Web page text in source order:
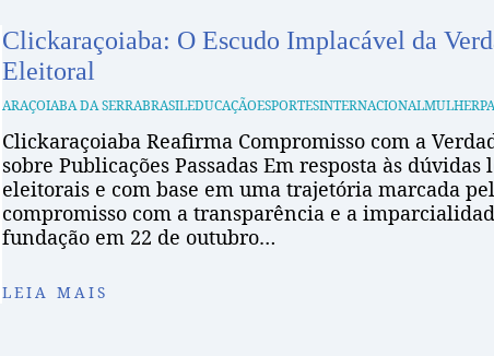
Clickaraçoiaba: O Escudo Implacável da
Eleitoral
ARAÇOIABA DA SERRABRASILEDUCAÇÃOESPORTESINTERNACIONALMULHER
Clickaraçoiaba Reafirma Compromisso com a
sobre Publicações Passadas Em resposta às
eleitorais e com base em uma trajetória marcada
compromisso com a transparência e a
fundação em 22 de outubro…
LEIA MAIS